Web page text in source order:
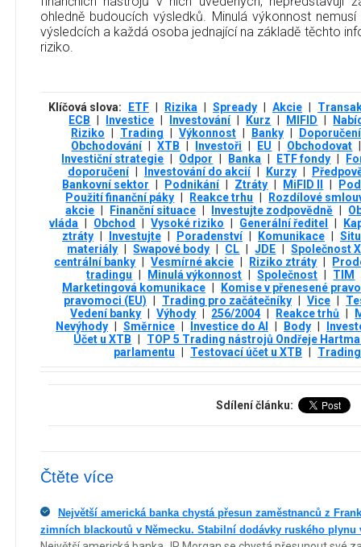
ohledně budoucích výsledků. Minulá výkonnost
výsledcích a každá osoba jednající na základě těchto
riziko.
Klíčová slova: ETF Rizika Spready Akcie
ECB
Investice Investování Kurz MIFID
Riziko
Trading Výkonnost Banky
Doporučení
Obchodování
XTB Investoři EU Obchodovat
Investiční strategie
Odpor Banka ETF fondy
doporučení
Investování do akcií Kurzy
Bankovní sektor
Podnikání Ztráty MiFID II
Použití finanční páky
Reakce trhu
Rozdílové
akcie
Finanční situace Investujte zodpovědně
vláda
Obchod Vysoké riziko Generální ředitel
ztráty
Investujte Poradenství Komunikace
materiály
Swapové body CL JDE
Společnost
centrální banky
Vesmírné akcie Riziko ztráty
tradingu
Minulá výkonnost Společnost
TIM
Marketingová komunikace
Komise v přenesené
pravomoci (EU)
Trading pro začátečníky Vice
Vedení banky
Výhody 256/2004 Reakce trhů
Nevýhody
Směrnice Investice do AI Body
Účet u XTB
TOP 5 Trading nástrojů Ondřeje
parlamentu
Testovací účet u XTB Trading
Sdílení článku:
Čtěte více
Největší americká banka chystá přesun zaměstnanců z
zimních blackoutů v Německu. Stabilní dodávky ruského plynu